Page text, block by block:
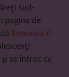
sud-
pagina de
Romania K-
se întrec cu